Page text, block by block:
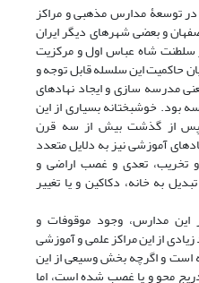
در توسعۀ مدارس مذهبی و مراکز
و بعضی شهرهای دیگر ایران
شاه عباس اول و مرکزیت
حاکمیت این سلسله قابل توجه و
مدرسه سازی و ایجاد نهادهای
بود. خوشبختانه بسیاری از این
پس از گذشت بیش از سه قرن
آموزشی نیز به دلایل متعدد
تخریب، تعدی و غصب اراضی و
به خانه، دکاکین و یا تغییر
این مدارس، وجود موقوفات و
از این مراکز علمی و آموزشی
است و اگرچه بخش وسیعی از این
محو و یا غصب شده است، اما